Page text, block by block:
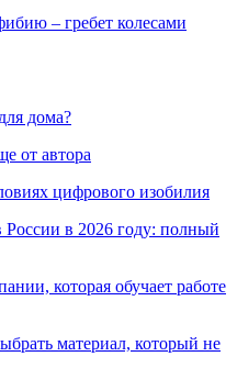
– гребет колесами
дома?
от автора
цифрового изобилия
в 2026 году: полный
которая обучает работе
материал, который не